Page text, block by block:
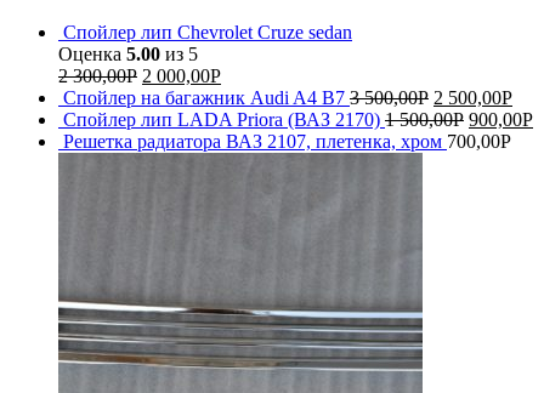
Спойлер лип Chevrolet Cruze sedan
Оценка 5.00 из 5
2 300,00Р 2 000,00Р
Спойлер на багажник Audi A4 B7 3 500,00Р 2 500,00Р
Спойлер лип LADA Priora (ВАЗ 2170) 1 500,00Р 900,00Р
Решетка радиатора ВАЗ 2107, плетенка, хром 700,00Р